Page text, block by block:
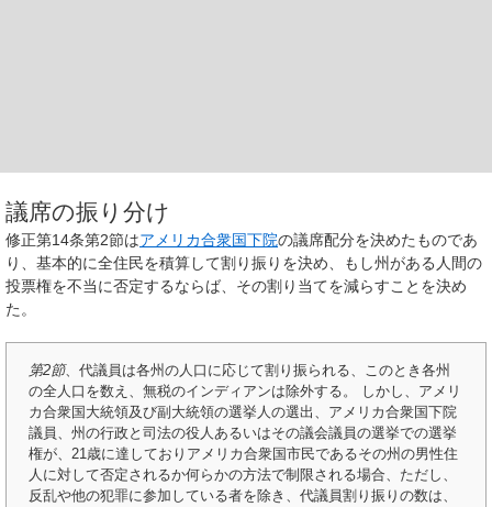
議席の振り分け
修正第14条第2節はアメリカ合衆国下院の議席配分を決めたものであ
り、基本的に全住民を積算して割り振りを決め、もし州がある人間の
投票権を不当に否定するならば、その割り当てを減らすことを決め
た。
第2節、代議員は各州の人口に応じて割り振られる、このとき各州
の全人口を数え、無税のインディアンは除外する。 しかし、アメリ
カ合衆国大統領及び副大統領の選挙人の選出、アメリカ合衆国下院
議員、州の行政と司法の役人あるいはその議会議員の選挙での選挙
権が、21歳に達しておりアメリカ合衆国市民であるその州の男性住
人に対して否定されるか何らかの方法で制限される場合、ただし、
反乱や他の犯罪に参加している者を除き、代議員割り振りの数は、